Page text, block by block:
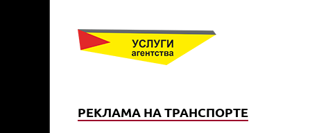
РЕКЛАМА НА ТРАНСПОРТЕ